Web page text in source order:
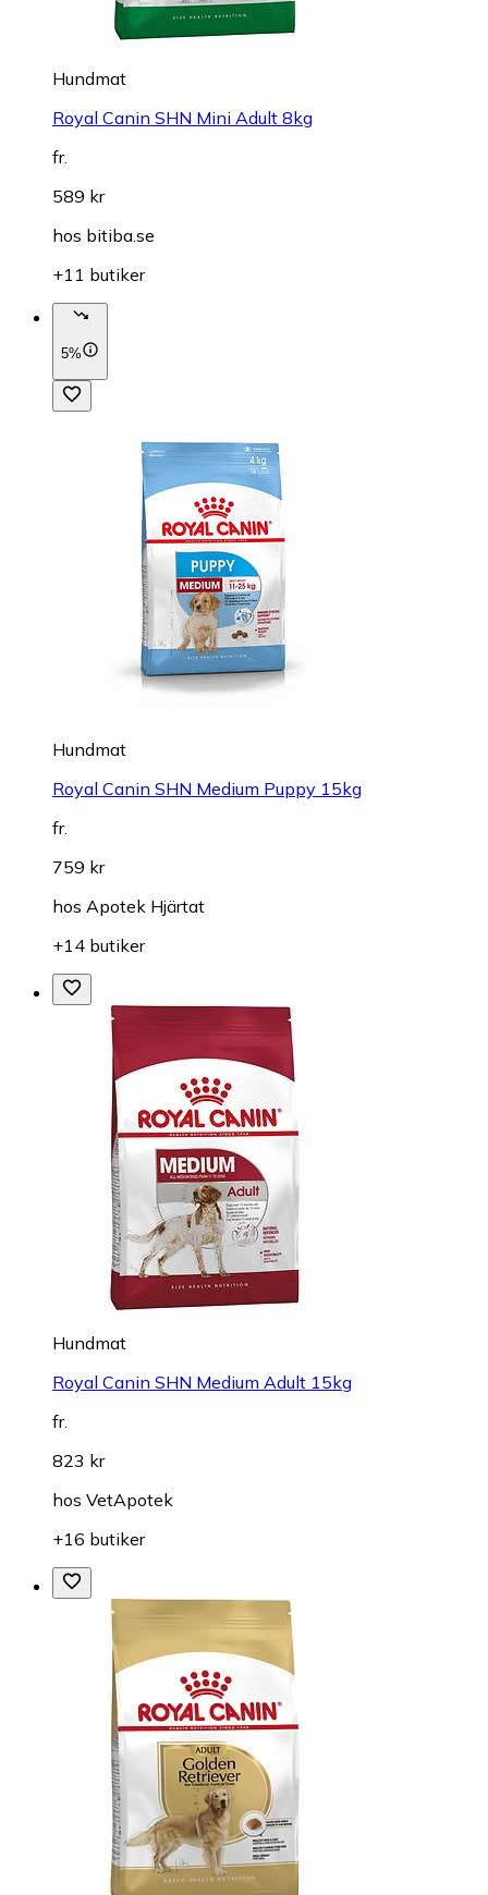
Hundmat
Royal Canin SHN Mini Adult 8kg
fr.
589 kr
hos bitiba.se
+11 butiker
5%
Hundmat
Royal Canin SHN Medium Puppy 15kg
fr.
759 kr
hos Apotek Hjärtat
+14 butiker
Hundmat
Royal Canin SHN Medium Adult 15kg
fr.
823 kr
hos VetApotek
+16 butiker